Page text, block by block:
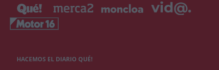
HACEMOS EL DIARIO QUÉ!